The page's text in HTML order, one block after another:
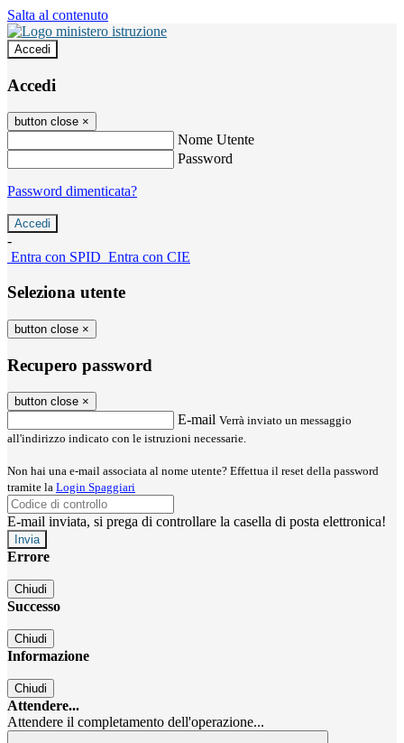
Salta al contenuto
Accedi
Accedi
button close ×
Nome Utente
Password
Password dimenticata?
-
Entra con SPID Entra con CIE
Seleziona utente
button close ×
Recupero password
button close ×
E-mail Verrà inviato un messaggio
all'indirizzo indicato con le istruzioni necessarie.
Non hai una e-mail associata al nome utente? Effettua il reset della password
tramite la Login Spaggiari
E-mail inviata, si prega di controllare la casella di posta elettronica!
Errore
Chiudi
Successo
Chiudi
Informazione
Chiudi
Attendere...
Attendere il completamento dell'operazione...